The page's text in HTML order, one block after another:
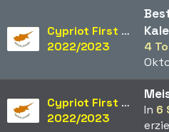
Cypriot First Division
2022/2023
4
Cypriot First Division
2022/2023
In 6